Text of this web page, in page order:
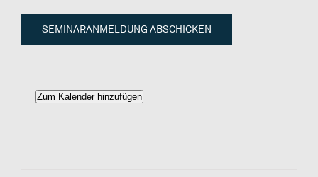
Zum Kalender hinzufügen